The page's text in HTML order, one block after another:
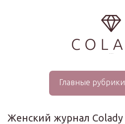
...
Главные рубрики
Женский журнал Colady